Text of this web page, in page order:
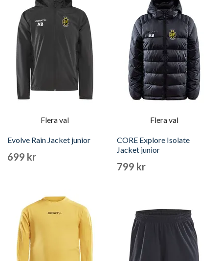
Flera val
Evolve Rain Jacket junior
699 kr
Flera val
CORE Explore Isolate
Jacket junior
799 kr